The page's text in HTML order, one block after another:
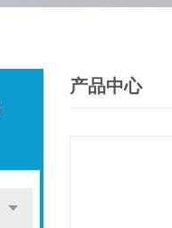
产品中心